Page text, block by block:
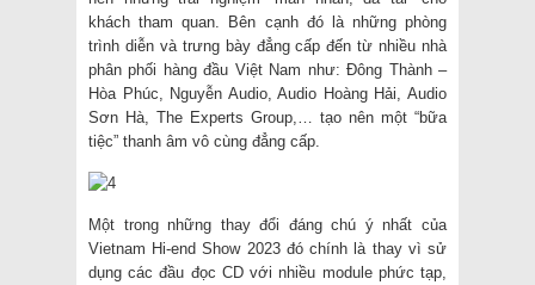
khách tham quan. Bên cạnh đó là những phòng
trình diễn và trưng bày đẳng cấp đến từ nhiều nhà
phân phối hàng đầu Việt Nam như: Đông Thành –
Hòa Phúc, Nguyễn Audio, Audio Hoàng Hải, Audio
Sơn Hà, The Experts Group,… tạo nên một “bữa
tiệc” thanh âm vô cùng đẳng cấp.
Một trong những thay đổi đáng chú ý nhất của
Vietnam Hi-end Show 2023 đó chính là thay vì sử
dụng các đầu đọc CD với nhiều module phức tạp,